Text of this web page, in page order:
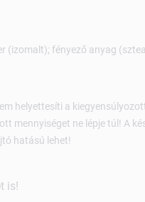
(izomalt); fényező anyag
helyettesíti a
mennyiséget ne lépje túl! A
hatású lehet!
is!